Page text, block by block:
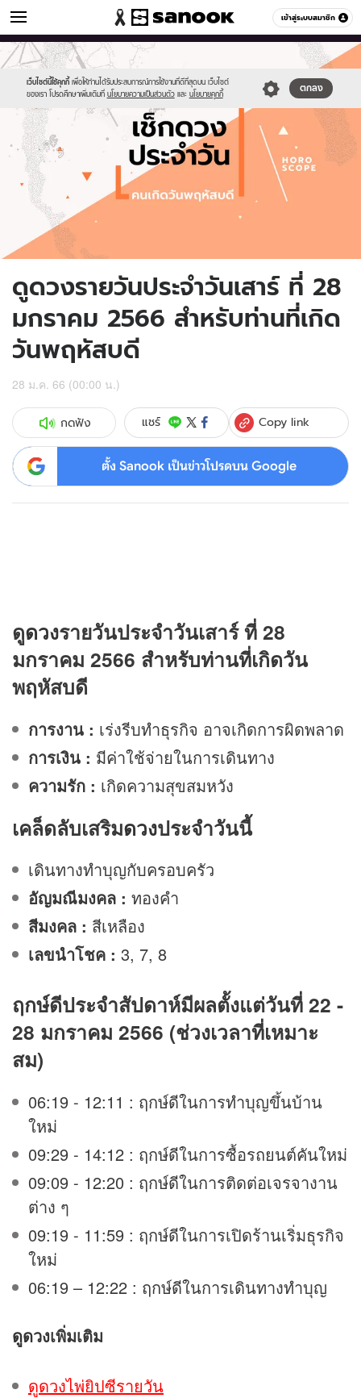
เข้าสู่ระบบสมาชิก
ดูดวง หมวดอื่นๆ
เว็บไซต์นี้ใช้คุกกี้ เพื่อให้ท่านได้รับประสบการณ์การใช้งานที่ดีที่สุดบน เว็บไซต์
ของเรา โปรดศึกษาเพิ่มเติมที่ นโยบายความเป็นส่วนตัว และ นโยบายคุกกี้
ตกลง
Sanook
//s.isanook.com/sr/0/images/logo-
new-
sanook.png
600
60
//s.isanook.com/ho/0/ud/fxd/day/daily-
horoscope-
thursday.jpg
ดูดวงรายวันประจำวันเสาร์ ที่ 28
มกราคม 2566 สำหรับท่านที่เกิด
วันพฤหัสบดี
28 ม.ค. 66 (00:00 น.)
กดฟัง แชร์ Copy link
ตั้ง Sanook เป็นข่าวโปรดบน Google
ดูดวงรายวันประจำวันเสาร์ ที่ 28
มกราคม 2566 สำหรับท่านที่เกิดวัน
พฤหัสบดี
การงาน : เร่งรีบทำธุรกิจ อาจเกิดการผิดพลาด
การเงิน : มีค่าใช้จ่ายในการเดินทาง
ความรัก : เกิดความสุขสมหวัง
เคล็ดลับเสริมดวงประจำวันนี้
เดินทางทำบุญกับครอบครัว
อัญมณีมงคล : ทองคำ
สีมงคล : สีเหลือง
เลขนำโชค : 3, 7, 8
ฤกษ์ดีประจำสัปดาห์มีผลตั้งแต่วันที่ 22 -
28 มกราคม 2566 (ช่วงเวลาที่เหมาะ
สม)
06:19 - 12:11 : ฤกษ์ดีในการทำบุญขึ้นบ้าน
ใหม่
09:29 - 14:12 : ฤกษ์ดีในการซื้อรถยนต์คันใหม่
09:09 - 12:20 : ฤกษ์ดีในการติดต่อเจรจางาน
ต่าง ๆ
09:19 - 11:59 : ฤกษ์ดีในการเปิดร้านเริ่มธุรกิจ
ใหม่
06:19 – 12:22 : ฤกษ์ดีในการเดินทางทำบุญ
ดูดวงเพิ่มเติม
ดูดวงไพ่ยิปซีรายวัน